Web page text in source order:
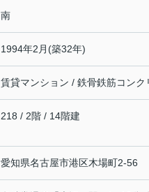
南
1994年2月(築32年)
賃貸マンション / 鉄骨鉄筋コンク
218 / 2階 / 14階建
愛知県名古屋市港区木場町2-56